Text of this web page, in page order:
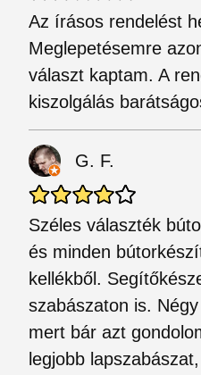
Az írásos rendelést
Meglepetésemre
választ kaptam. A
kiszolgálás
G. F.
Széles választék
és minden
kellékből.
szabászaton is.
mert bár azt
legjobb